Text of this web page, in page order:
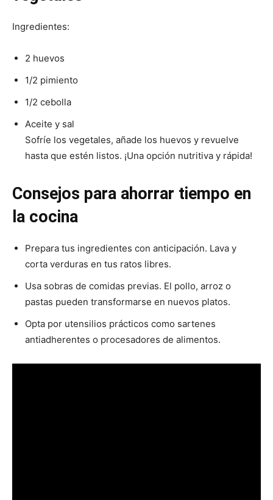
Ingredientes:
2 huevos
1/2 pimiento
1/2 cebolla
Aceite y sal
Sofríe los vegetales, añade los huevos y revuelve
hasta que estén listos. ¡Una opción nutritiva y rápida!
Consejos para ahorrar tiempo en
la cocina
Prepara tus ingredientes con anticipación. Lava y
corta verduras en tus ratos libres.
Usa sobras de comidas previas. El pollo, arroz o
pastas pueden transformarse en nuevos platos.
Opta por utensilios prácticos como sartenes
antiadherentes o procesadores de alimentos.